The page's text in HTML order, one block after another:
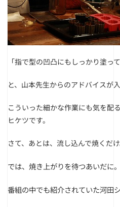
「指で型の凹凸にもしっかり塗っ
と、山本先生からのアドバイスが入
こういった細かな作業にも気を配
ヒケツです。
さて、あとは、流し込んで焼くだけ
では、焼き上がりを待つあいだに。
番組の中でも紹介されていた河田シ